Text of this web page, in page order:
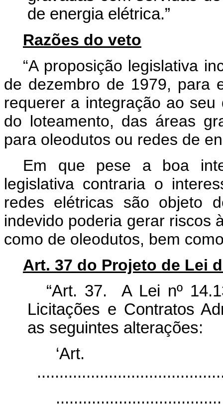
de energia elétrica.”
Razões do veto
“A proposição legislativa
de dezembro de 1979, para
requerer a integração ao
do loteamento, das áreas
para oleodutos ou redes de
Em que pese a boa
legislativa contraria o
redes elétricas são objeto
indevido poderia gerar riscos
como de oleodutos, bem
Art. 37 do Projeto de Lei
“Art. 37.
A Lei nº
Licitações e Contratos
as seguintes alterações: